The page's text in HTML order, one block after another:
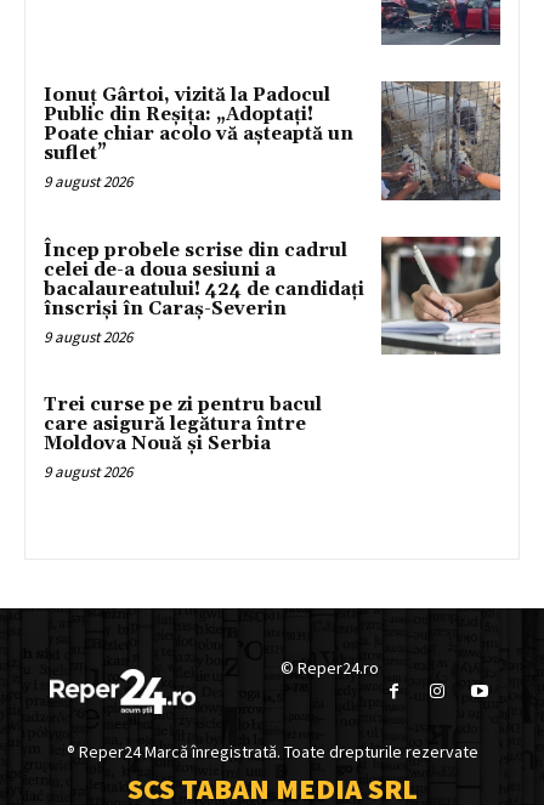
Ionuț Gârtoi, vizită la Padocul
Public din Reșița: „Adoptați!
Poate chiar acolo vă așteaptă un
suflet”
9 august 2026
Încep probele scrise din cadrul
celei de-a doua sesiuni a
bacalaureatului! 424 de candidați
înscriși în Caraș-Severin
9 august 2026
Trei curse pe zi pentru bacul
care asigură legătura între
Moldova Nouă și Serbia
9 august 2026
© Reper24.ro
® Reper24 Marcă înregistrată. Toate drepturile rezervate
SCS TABAN MEDIA SRL